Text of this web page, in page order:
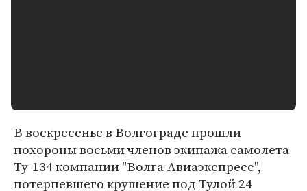
В воскресенье в Волгограде прошли
похороны восьми членов экипажа самолета
Ту-134 компании "Волга-Авиаэкспресс",
потерпевшего крушение под Тулой 24